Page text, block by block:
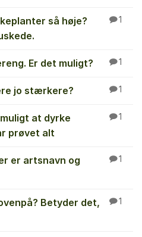
så høje?
1
Er det muligt? 1
jo stærkere? 1
at dyrke
prøvet alt
1
er artsnavn og
1
Betyder det,
1